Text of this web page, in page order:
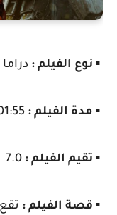
▪️ نوع الفيلم :
▪️ مدة الفيلم :
▪️ تقيم الفيلم :
▪️ قصة الفيلم :